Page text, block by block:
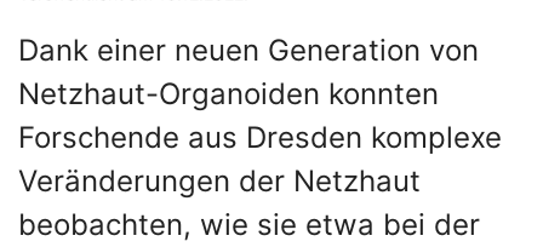
Dank einer neuen Generation von
Netzhaut-Organoiden konnten
Forschende aus Dresden komplexe
Veränderungen der Netzhaut
beobachten, wie sie etwa bei der